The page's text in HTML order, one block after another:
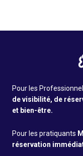
Pour les
de visibilité, de
et bien-être.
Pour les pratiquants
réservation